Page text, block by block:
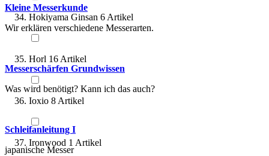
Hokiyama Ginsan 6 Artikel
Horl 16 Artikel
Ioxio 8 Artikel
Ironwood 1 Artikel
Kleine Messerkunde
Wir erklären verschiedene Messerarten.
Messerschärfen Grundwissen
Was wird benötigt? Kann ich das auch?
Schleifanleitung I
japanische Messer